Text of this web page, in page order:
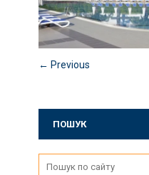
← Previous
ПОШУК